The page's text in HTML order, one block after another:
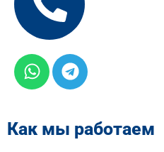
Как мы работаем